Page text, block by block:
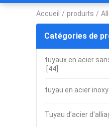
Accueil / produits /
Catégories de
tuyaux en acier
[44]
tuyau en acier
Tuyau d'acier